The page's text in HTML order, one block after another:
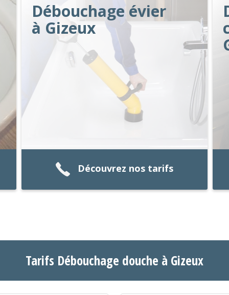
Débouchage évier
à Gizeux
Découvrez nos tarifs
Tarifs Débouchage douche à Gizeux